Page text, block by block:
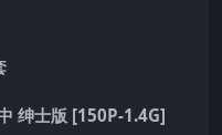
绅士版 [150P-1.4G]